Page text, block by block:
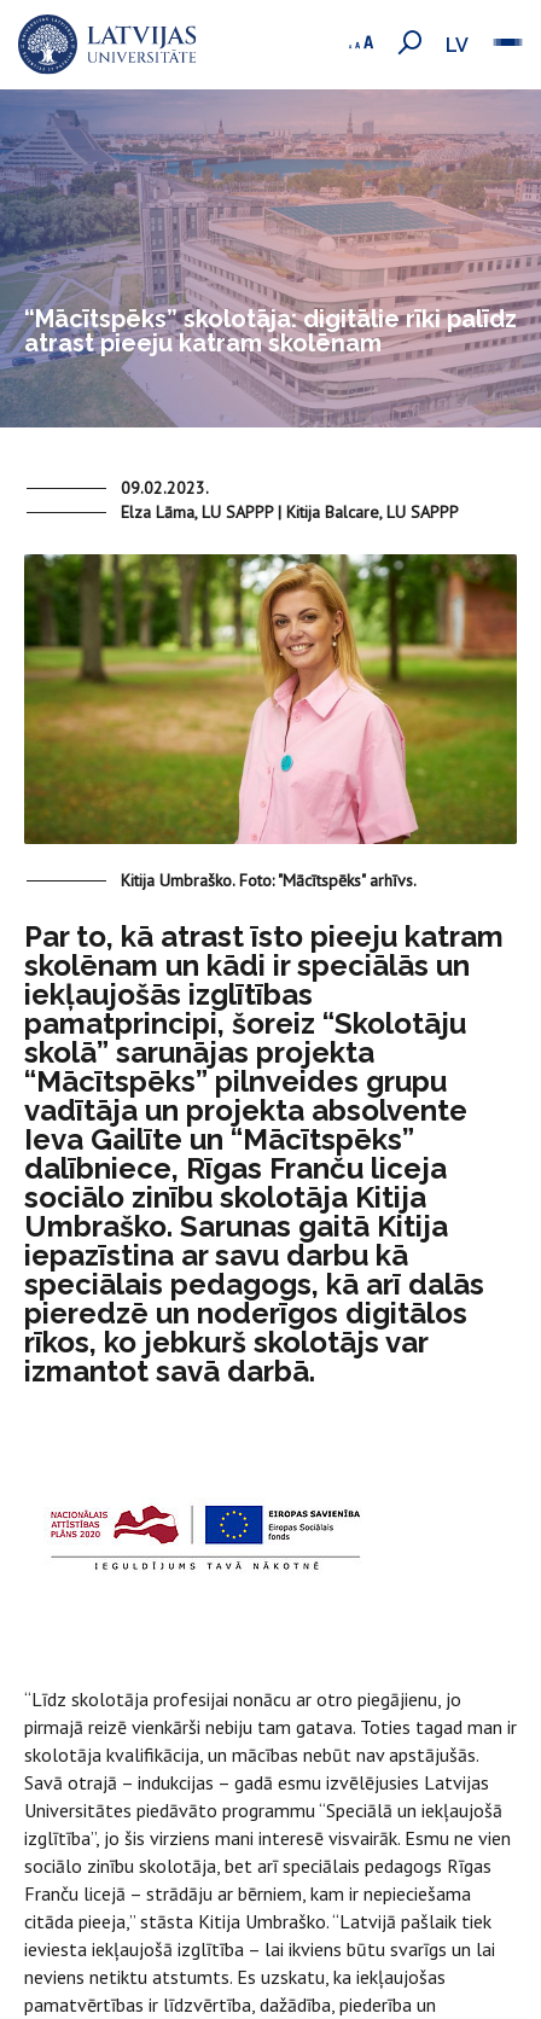
LV
“Mācītspēks” skolotāja: digitālie rīki palīdz
atrast pieeju katram skolēnam
09.02.2023.
Elza Lāma, LU SAPPP | Kitija Balcare, LU SAPPP
Kitija Umbraško. Foto: "Mācītspēks" arhīvs.
Par to, kā atrast īsto pieeju katram
skolēnam un kādi ir speciālās un
iekļaujošās izglītības
pamatprincipi, šoreiz “Skolotāju
skolā” sarunājas projekta
“Mācītspēks” pilnveides grupu
vadītāja un projekta absolvente
Ieva Gailīte un “Mācītspēks”
dalībniece, Rīgas Franču liceja
sociālo zinību skolotāja Kitija
Umbraško. Sarunas gaitā Kitija
iepazīstina ar savu darbu kā
speciālais pedagogs, kā arī dalās
pieredzē un noderīgos digitālos
rīkos, ko jebkurš skolotājs var
izmantot savā darbā.
“Līdz skolotāja profesijai nonācu ar otro piegājienu, jo
pirmajā reizē vienkārši nebiju tam gatava. Toties tagad man ir
skolotāja kvalifikācija, un mācības nebūt nav apstājušās.
Savā otrajā – indukcijas – gadā esmu izvēlējusies Latvijas
Universitātes piedāvāto programmu “Speciālā un iekļaujošā
izglītība”, jo šis virziens mani interesē visvairāk. Esmu ne vien
sociālo zinību skolotāja, bet arī speciālais pedagogs Rīgas
Franču licejā – strādāju ar bērniem, kam ir nepieciešama
citāda pieeja,” stāsta Kitija Umbraško. “Latvijā pašlaik tiek
ieviesta iekļaujošā izglītība – lai ikviens būtu svarīgs un lai
neviens netiktu atstumts. Es uzskatu, ka iekļaujošas
pamatvērtības ir līdzvērtība, dažādība, piederība un